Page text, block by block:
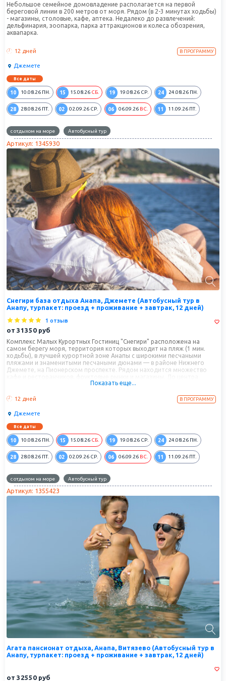
Небольшое семейное домовладение располагается на первой
береговой линии в 200 метров от моря. Рядом (в 2-3 минутах ходьбы)
- магазины, столовые, кафе, аптека. Недалеко до развлечений:
дельфинария, зоопарка, парка аттракционов и колеса обозрения,
аквапарка.
12 дней В ПРОГРАММУ
Джемете
Все даты
10 10.08.26 ПН. 15 15.08.26 СБ. 19 19.08.26 СР. 24 24.08.26 ПН.
28 28.08.26 ПТ. 02 02.09.26 СР. 06 06.09.26 ВС. 11 11.09.26 ПТ.
с отдыхом на море Автобусный тур
Артикул: 1345930
Снегири база отдыха Анапа, Джемете (Автобусный тур в
Анапу, турпакет: проезд + проживание + завтрак, 12 дней)
1 отзыв
от 31350 руб
Комплекс Малых Курортных Гостиниц "Снегири" расположена на
самом берегу моря, территория которых выходит на пляж (1 мин.
ходьбы), в лучшей курортной зоне Анапы с широкими песчаными
пляжами и знаменитыми песчаными дюнами — в районе Нижнего
Джемете, на Пионерском проспекте. Рядом находится множество
города с основным множеством развлечений легко добраться на
Показать еще...
12 дней В ПРОГРАММУ
Джемете
Все даты
10 10.08.26 ПН. 15 15.08.26 СБ. 19 19.08.26 СР. 24 24.08.26 ПН.
28 28.08.26 ПТ. 02 02.09.26 СР. 06 06.09.26 ВС. 11 11.09.26 ПТ.
с отдыхом на море Автобусный тур
Артикул: 1355423
Агата пансионат отдыха, Анапа, Витязево (Автобусный тур в
Анапу, турпакет: проезд + проживание + завтрак, 12 дней)
от 32550 руб